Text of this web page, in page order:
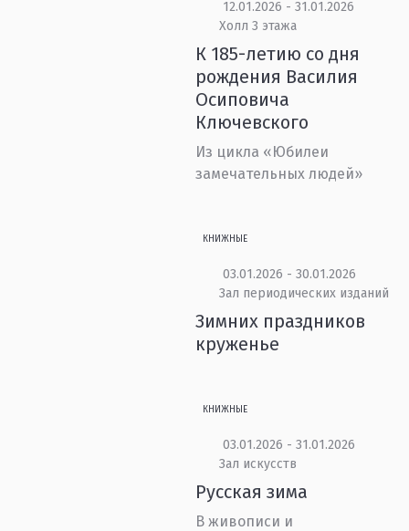
12.01.2026 - 31.01.2026
Холл 3 этажа
К 185-летию со дня
рождения Василия
Осиповича
Ключевского
Из цикла «Юбилеи
замечательных людей»
КНИЖНЫЕ
03.01.2026 - 30.01.2026
Зал периодических изданий
Зимних праздников
круженье
КНИЖНЫЕ
03.01.2026 - 31.01.2026
Зал искусств
Русская зима
В живописи и